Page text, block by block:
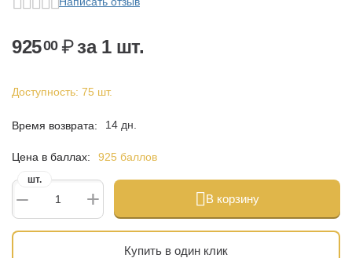
92500 ₽за 1 шт.
Доступность: 75 шт.
Время возврата: 14 дн.
Цена в баллах: 925 баллов
+
−
шт.
В корзину
Купить в один клик